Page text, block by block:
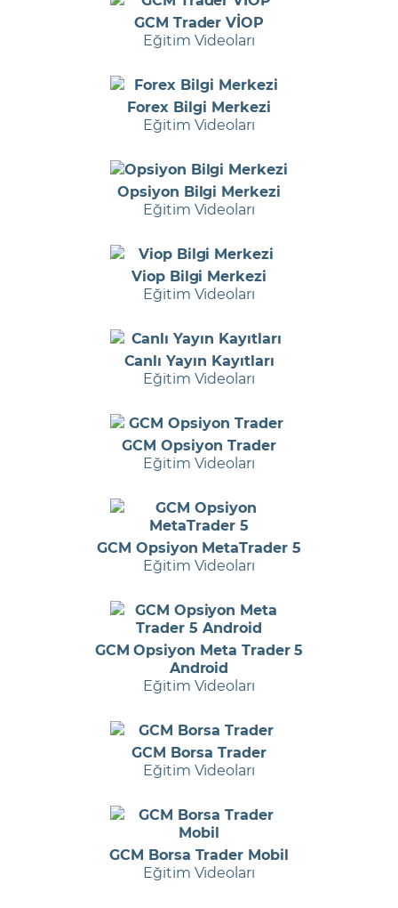
GCM Trader VİOP
Eğitim Videoları
Forex Bilgi Merkezi
Eğitim Videoları
Opsiyon Bilgi Merkezi
Eğitim Videoları
Viop Bilgi Merkezi
Eğitim Videoları
Canlı Yayın Kayıtları
Eğitim Videoları
GCM Opsiyon Trader
Eğitim Videoları
GCM Opsiyon MetaTrader 5
Eğitim Videoları
GCM Opsiyon Meta Trader 5
Android
Eğitim Videoları
GCM Borsa Trader
Eğitim Videoları
GCM Borsa Trader Mobil
Eğitim Videoları